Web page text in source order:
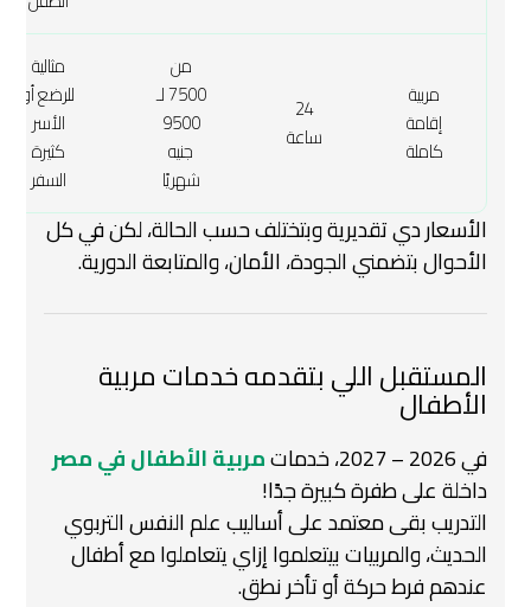
مربية
إقامة
كاملة
24
ساعة
من
7500 لـ
9500
جنيه
شهريًا
مثالية
للرضع أو
الأسر
كثيرة
السفر
الأسعار دي تقديرية وبتختلف حسب الحالة، لكن في كل
الأحوال بتضمني الجودة، الأمان، والمتابعة الدورية.
المستقبل اللي بتقدمه خدمات مربية
الأطفال
في 2026 – 2027، خدمات
مربية الأطفال في مصر
داخلة على طفرة كبيرة جدًا!
التدريب بقى معتمد على أساليب علم النفس التربوي
الحديث، والمربيات بيتعلموا إزاي يتعاملوا مع أطفال
عندهم فرط حركة أو تأخر نطق.